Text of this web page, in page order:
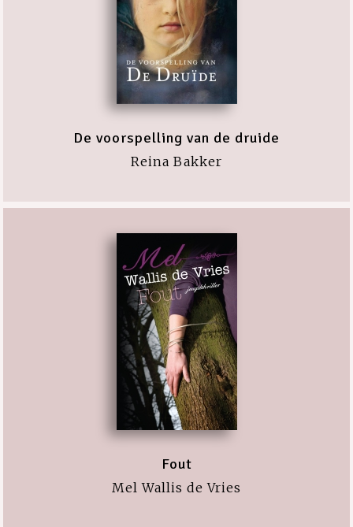
De voorspelling van de druide
Reina Bakker
Fout
Mel Wallis de Vries